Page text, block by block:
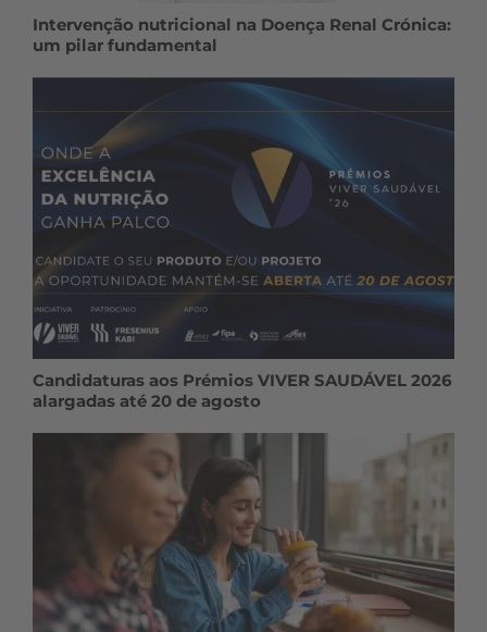
Intervenção nutricional na Doença Renal Crónica:
um pilar fundamental
Candidaturas aos Prémios VIVER SAUDÁVEL 2026
alargadas até 20 de agosto